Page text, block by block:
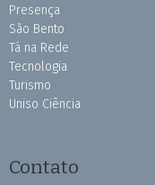
Presença
São Bento
Tá na Rede
Tecnologia
Turismo
Uniso Ciência
Contato